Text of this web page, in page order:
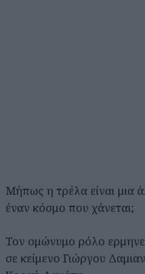
Μήπως η τρέλα είναι μια
έναν κόσμο που χάνεται;
Τον ομώνυμο ρόλο
σε κείμενο Γιώργου